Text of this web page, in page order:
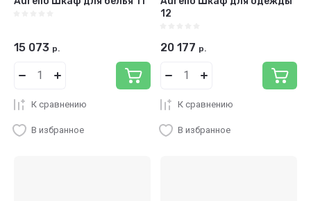
15 073 р.
К сравнению
В избранное
12
20 177 р.
К сравнению
В избранное